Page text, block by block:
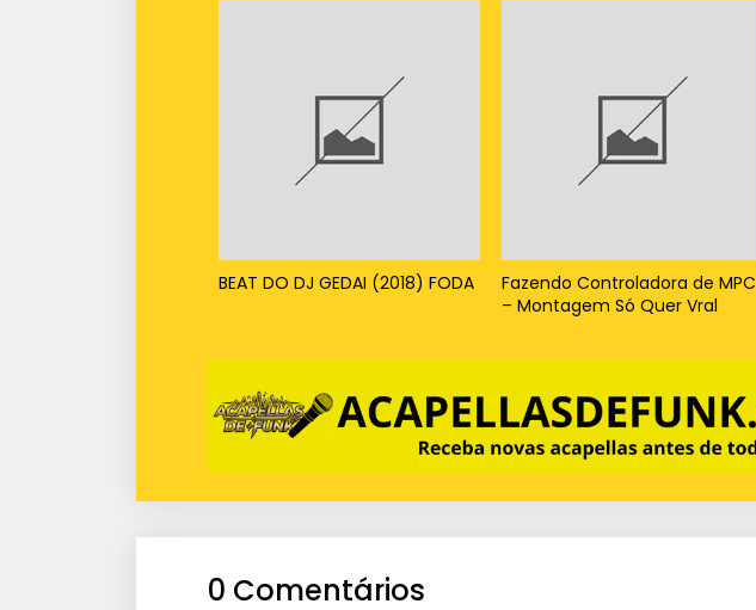
BEAT DO DJ GEDAI (2018) FODA
Fazendo Controladora de MPC
– Montagem Só Quer Vral
0 Comentários